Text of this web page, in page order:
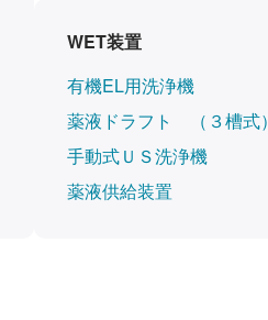
WET装置
有機EL用洗浄機
薬液ドラフト （３槽式）
手動式ＵＳ洗浄機
薬液供給装置